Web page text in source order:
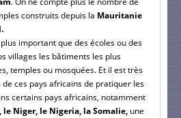
construits depuis la Mauritanie
important que des écoles ou des
villages les bâtiments les plus
temples ou mosquées. Et il est très
de ces pays africains de pratiquer les
certains pays africains, notamment
le Niger, le Nigeria, la Somalie, une